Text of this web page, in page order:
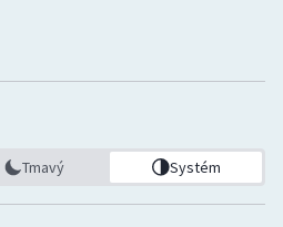
Tmavý Systém